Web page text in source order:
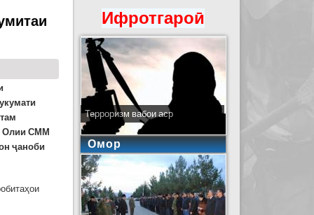
Олии СММ
ҷаноби
Ифротгароӣ
Терроризм вабои аср
Омор